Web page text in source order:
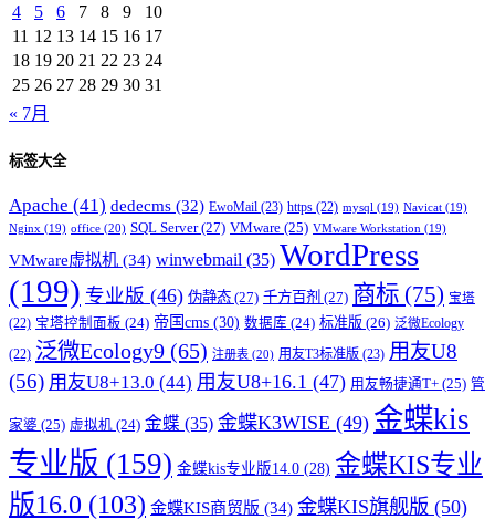
4
5 6 7 8 9
10
11 12 13 14 15 16 17
18 19 20 21 22 23 24
25 26 27 28 29 30 31
« 7月
标签大全
Apache (41) dedecms (32) EwoMail (23) https (22) mysql (19) Navicat (19)
Nginx (19) office (20) SQL Server(27) VMware (25) VMware Workstation (19)
VMware虚拟机 (34) winwebmail (35) WordPress
(199) 专业版 (46) 伪静态 (27) 千方百剂 (27) 商标 (75) 宝塔
(22) 宝塔控制面板 (24) 帝国cms (30) 数据库 (24) 标准版 (26) 泛微Ecology
(22) 泛微Ecology9 (65) 注册表 (20) 用友T3标准版 (23) 用友U8
(56) 用友U8+13.0 (44) 用友U8+16.1 (47) 用友畅捷通T+ (25) 管
家婆 (25) 虚拟机 (24) 金蝶 (35) 金蝶K3WISE (49) 金蝶kis
专业版 (159) 金蝶kis专业版14.0 (28) 金蝶KIS专业
版16.0 (103) 金蝶KIS商贸版 (34) 金蝶KIS旗舰版 (50)